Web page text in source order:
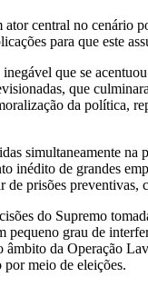
central no cenário
para que este
que se
que
da política,
simultaneamente
inédito de grandes
prisões preventivas,
do Supremo
grau de
da Operação
meio de eleições.